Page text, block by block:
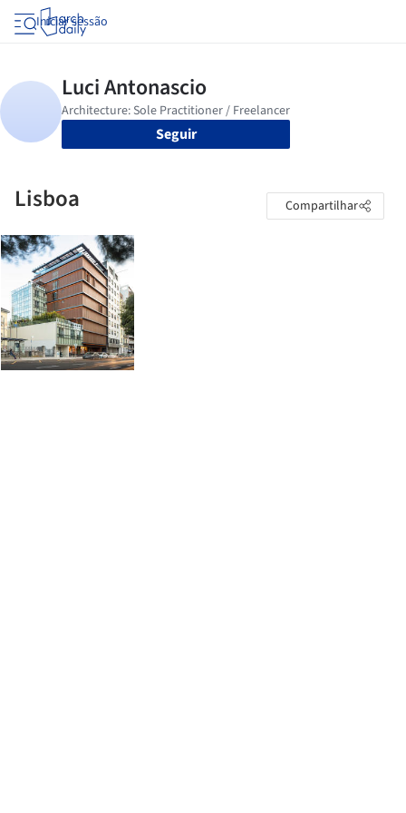
Iniciar sessão
Seguir
Lisboa Compartilhar